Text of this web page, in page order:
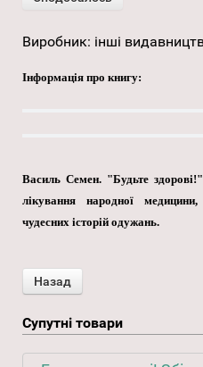
Виробник: інші
Інформація про книгу:
Василь Семен. "Будьте
лікування народної
чудесних історій одужань.
Супутні товари